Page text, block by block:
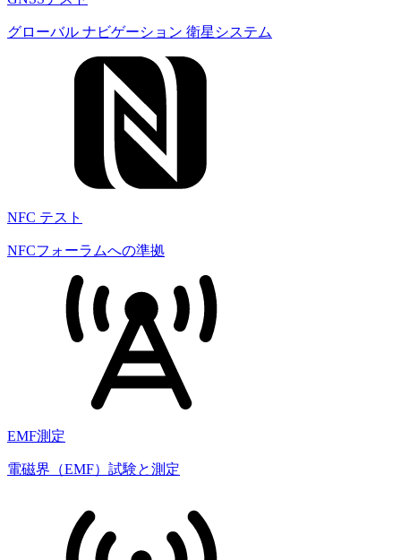
グローバル ナビゲーション 衛星システム
NFC テスト
NFCフォーラムへの準拠
EMF測定
電磁界（EMF）試験と測定